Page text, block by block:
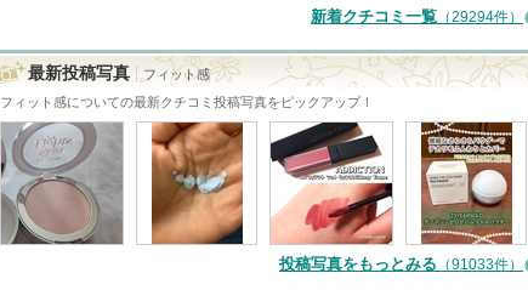
以
上
の
メ
バ
ー
新着クチコミ一覧 （29294件）
最新投稿写真
フィット感
フィット感についての最新クチコミ投稿写真をピックアップ！
投稿写真をもっとみる （91033件）